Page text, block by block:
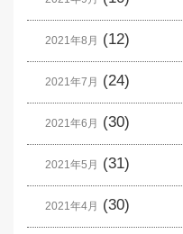
2021年8月 (12)
2021年7月 (24)
2021年6月 (30)
2021年5月 (31)
2021年4月 (30)